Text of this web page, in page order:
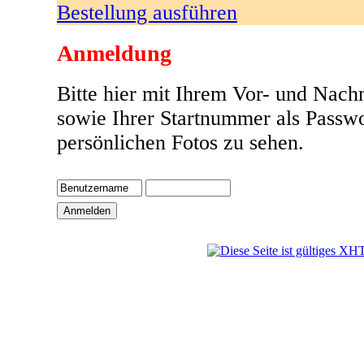
Bestellung ausführen
Anmeldung
Bitte hier mit Ihrem Vor- und
sowie Ihrer Startnummer als
persönlichen Fotos zu sehen.